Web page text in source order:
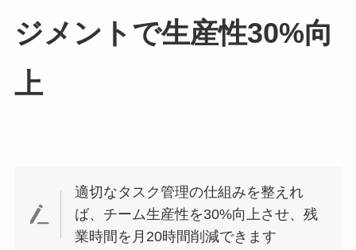
ジメントで生産性30%向
上
適切なタスク管理の仕組みを整えれ
ば、チーム生産性を30%向上させ、残
業時間を月20時間削減できます